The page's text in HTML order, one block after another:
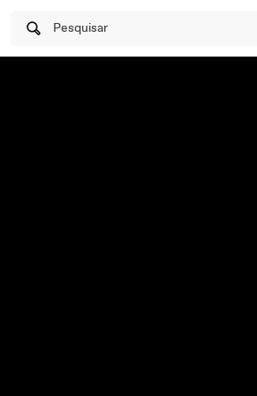
Pesquisar